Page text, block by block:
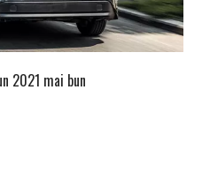
2021 mai bun